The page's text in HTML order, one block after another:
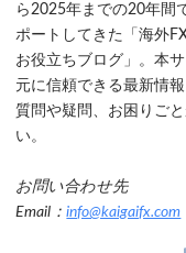
ら2025年までの20年間
ポートしてきた「海外
お役立ちブログ」。本
元に信頼できる最新情
質問や疑問、お困りご
い。
お問い合わせ先
Email：info@kaigaifx.com